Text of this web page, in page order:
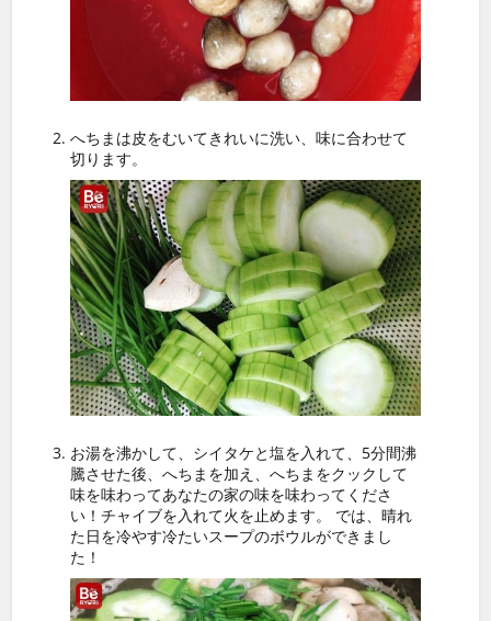
へちまは皮をむいてきれいに洗い、味に合わせて
切ります。
お湯を沸かして、シイタケと塩を入れて、5分間沸
騰させた後、へちまを加え、へちまをクックして
味を味わってあなたの家の味を味わってくださ
い！チャイブを入れて火を止めます。 では、晴れ
た日を冷やす冷たいスープのボウルができまし
た！